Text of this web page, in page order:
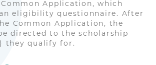
Application, which
eligibility questionnaire. After
Common Application, the
directed to the scholarship
they qualify for.